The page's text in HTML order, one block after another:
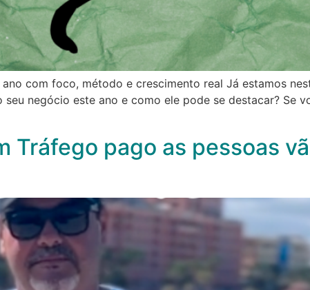
com foco, método e crescimento real Já estamos
negócio este ano e como ele pode se destacar? Se
Tráfego pago as pessoas